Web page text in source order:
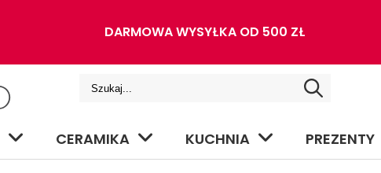
DARMOWA WYSYŁKA OD 500 ZŁ
CERAMIKA KUCHNIA PREZENTY